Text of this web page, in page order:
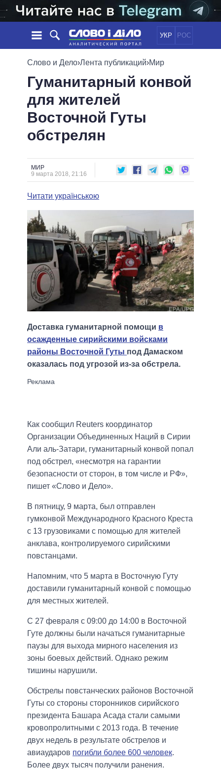
УКР РОС
НОВОСТИ
ЛЕНТА
СОБЫТИЯ
СТАТЬИ
МНЕНИЯ
ОБЗОРЫ
ДАЙДЖЕСТЫ
ПОЛИТИКА
ЭКОНОМИКА
ОБЩЕСТВО
МИР
ОБЕЩАНИЯ
ПОЛИТИКИ
ВСЕ ПОЛИТИКИ
ПРЕЗИДЕНТ И ОФИС
ВЕРХОВНАЯ РАДА
КАБИНЕТ МИНИСТРОВ
МЭРЫ
ВСЕ ПЕРСОНЫ
ИНФОГРАФИКА
ПОДДЕРЖАТЬ
СРАВНЕНИЕ ПОЛИТИКОВ
Слово и Дело›Лента публикаций›Мир
Гуманитарный конвой
для жителей
Восточной Гуты
обстрелян
МИР
9 марта 2018, 21:16
Читати українською
Доставка гуманитарной помощи в
осажденные сирийскими войсками
районы Восточной Гуты под Дамаском
оказалась под угрозой из-за обстрела.
Как сообщил Reuters координатор
Организации Объединенных Наций в Сирии
Али аль-Затари, гуманитарный конвой попал
под обстрел, «несмотря на гарантии
безопасности от сторон, в том числе и РФ»,
пишет «Слово и Дело».
В пятницу, 9 марта, был отправлен
гумконвой Международного Красного Креста
с 13 грузовиками с помощью для жителей
анклава, контролируемого сирийскими
повстанцами.
Напомним, что 5 марта в Восточную Гуту
доставили гуманитарный конвой с помощью
для местных жителей.
С 27 февраля с 09:00 до 14:00 в Восточной
Гуте должны были начаться гуманитарные
паузы для выхода мирного населения из
зоны боевых действий. Однако режим
тишины нарушили.
Обстрелы повстанческих районов Восточной
Гуты со стороны сторонников сирийского
президента Башара Асада стали самыми
кровопролитными с 2013 года. В течение
двух недель в результате обстрелов и
авиаударов погибли более 600 человек.
Более двух тысяч получили ранения.